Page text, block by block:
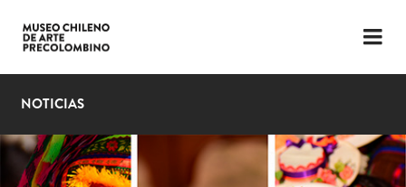
LENGUAJE
PLANIFICA TU VISITA
EXPOSICIONES
NOTICIAS